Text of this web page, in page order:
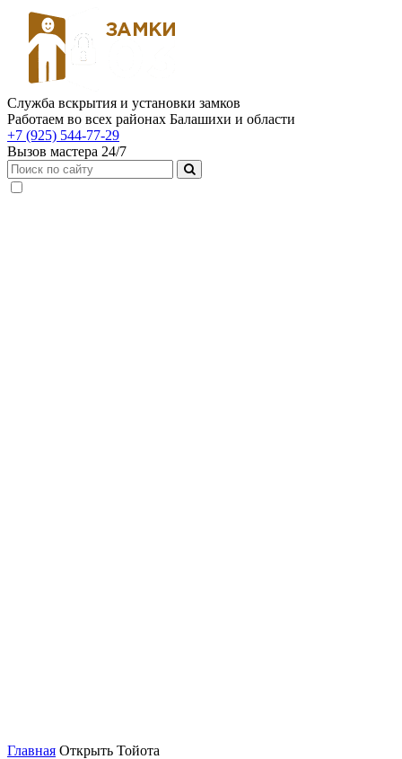
Служба вскрытия и установки замков
Работаем во всех районах Балашихи и области
+7 (925) 544-77-29
Вызов мастера 24/7
Главная Открыть Тойота